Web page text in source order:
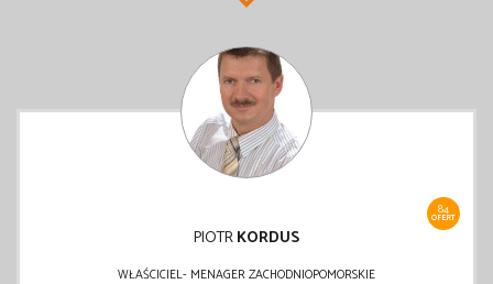
84
OFERT
PIOTRKORDUS
WŁAŚCICIEL- MENAGER ZACHODNIOPOMORSKIE